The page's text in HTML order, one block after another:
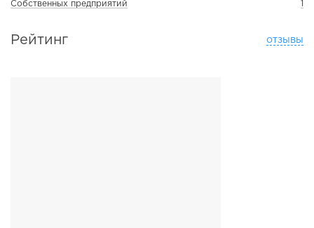
Собственных предприятий 1
Рейтинг отзывы